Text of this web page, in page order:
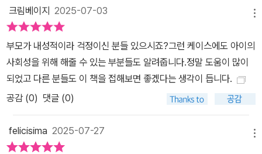
을 재밌게 연습하는 법, 아이에게 몸․마음․시간의 경계를 눈으로 확인
시켜주는 법 등 어디에서도 만나본 적 없는 아이 맞춤 교육법이 가득
하다. 친구가 없어서, 툭하면 싸워서, 혹은 쎈 친구한테 늘 당해서 걱
정된다면, 학습 능력보다 먼저 아이의 사회성부터 키워주자. 유․초등
기에 사회성을 단단하게 키운 아이는 안정된 정서와 건강한 관계 속
크림베이지 2025-07-03
부모가 내성적이라 걱정이신 분들 있으시죠?그런 케이스에도 아이의
사회성을 위해 해줄 수 있는 부분들도 알려줍니다.정말 도움이 많이
되었고 다른 분들도 이 책을 접해보면 좋겠다는 생각이 듭니다.
공감 (0) 댓글 (0)
felicisima 2025-07-27